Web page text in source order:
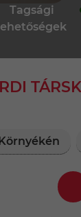
Tagsági